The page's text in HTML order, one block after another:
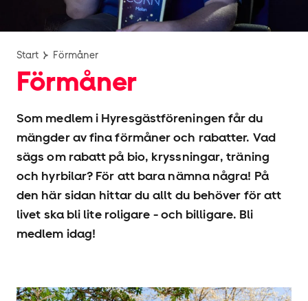
Start Förmåner
Förmåner
Som medlem i Hyresgäst­föreningen får du
mängder av fina förmåner och rabatter. Vad
sägs om rabatt på bio, kryssningar, träning
och hyrbilar? För att bara nämna några! På
den här sidan hittar du allt du behöver för att
livet ska bli lite roligare - och billigare. Bli
medlem idag!